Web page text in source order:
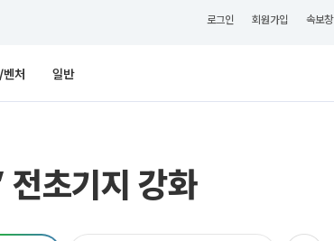
로그인 회원가입 속보창
처 일반
초기지 강화